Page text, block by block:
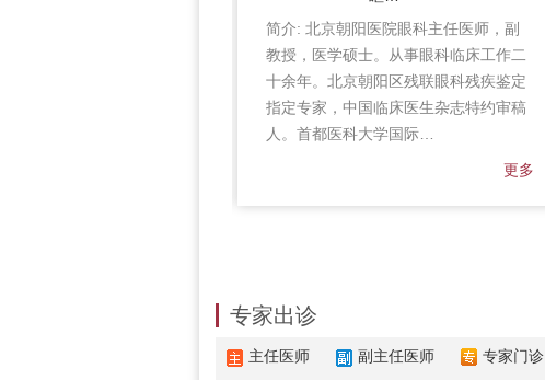
简介: 北京朝阳医院眼科主任医师，副
教授，医学硕士。从事眼科临床工作二
十余年。北京朝阳区残联眼科残疾鉴定
指定专家，中国临床医生杂志特约审稿
人。首都医科大学国际…
更多
专家出诊
主任医师 副主任医师 专家门诊